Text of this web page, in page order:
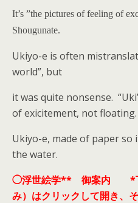
It’s ”the pictures of feeling of
Shougunate.
Ukiyo-e is often
world”, but
it was quite nonsense.
of exicitement, not floating.
Ukiyo-e, made of paper
the water.
◯浮世絵学** 御案内 *下
み）はクリックして開き、